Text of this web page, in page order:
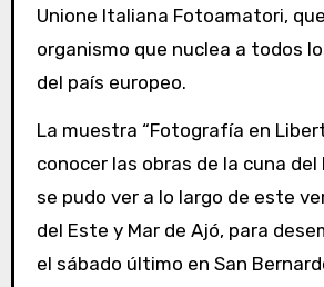
Unione Italiana Fotoamatori,
organismo que nuclea a todos
del país europeo.
La muestra “Fotografía en
conocer las obras de la cuna
se pudo ver a lo largo de este
del Este y Mar de Ajó, para
el sábado último en San